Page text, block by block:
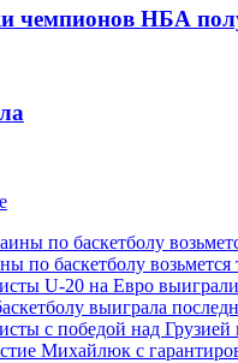
чемпионов НБА
по баскетболу
U-20 на Евро
выиграла
с победой над
Михайлюк с